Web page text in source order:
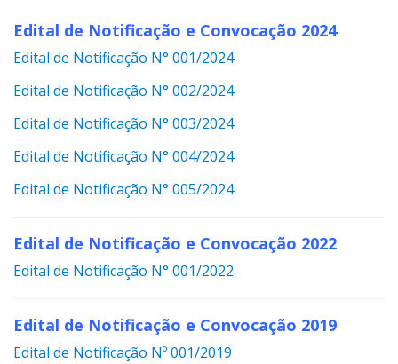
Edital de Notificação e Convocação 2024
Edital de Notificação N° 001/2024
Edital de Notificação N° 002/2024
Edital de Notificação N° 003/2024
Edital de Notificação N° 004/2024
Edital de Notificação N° 005/2024
Edital de Notificação e Convocação 2022
Edital de Notificação N° 001/2022.
Edital de Notificação e Convocação 2019
Edital de Notificação Nº 001/2019